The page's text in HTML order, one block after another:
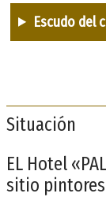
Escudo del
Situación
EL Hotel
sitio